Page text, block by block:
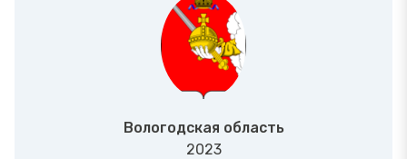
Вологодская область
2023